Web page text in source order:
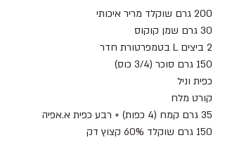
200 גרם שוקלד מריר איכותי
30 גרם שמן קוקוס
2 ביצים L בטמפרטורת חדר
150 גרם סוכר (3/4 כוס)
כפית וניל
קורט מלח
35 גרם קמח (4 כפות) + רבע כפית א.אפיה
150 גרם שוקלד 60% קצוץ דק